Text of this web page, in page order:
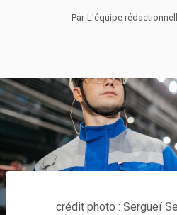
Par L'équipe
crédit photo : Sergueï